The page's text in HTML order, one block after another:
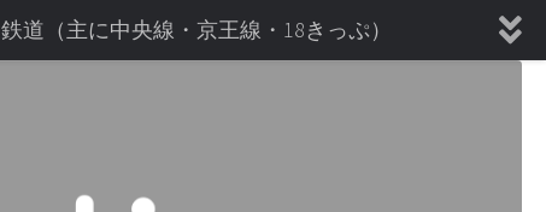
鉄道（主に中央線・京王線・18きっぷ）